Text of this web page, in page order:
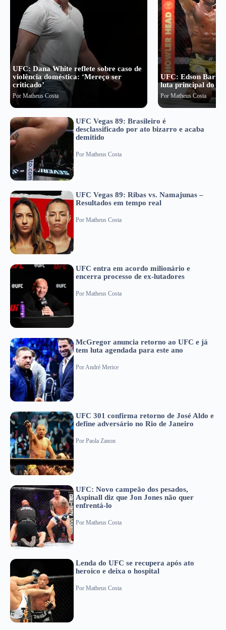
UFC: Dana White reflete sobre caso de
violência doméstica: ‘Mereço ser
criticado’
PorMatheus Costa
UFC: Edson
luta principal do
PorMatheus Costa
UFC Vegas 89: Brasileiro é
desclassificado por ato bizarro e acaba
demitido
Por Matheus Costa
UFC Vegas 89: Ribas vs. Namajunas –
Resultados em tempo real
Por Matheus Costa
UFC entra em acordo milionário e
encerra processo de ex-lutadores
Por Matheus Costa
McGregor anuncia retorno ao UFC e já
tem luta agendada para este ano
PorAndré Merice
UFC 301 confirma retorno de José Aldo e
define adversário no Rio de Janeiro
Por Paola Zanon
UFC: Novo campeão dos pesados,
Aspinall diz que Jon Jones não quer
enfrentá-lo
Por Matheus Costa
Lenda do UFC se recupera após ato
heroico e deixa o hospital
Por Matheus Costa